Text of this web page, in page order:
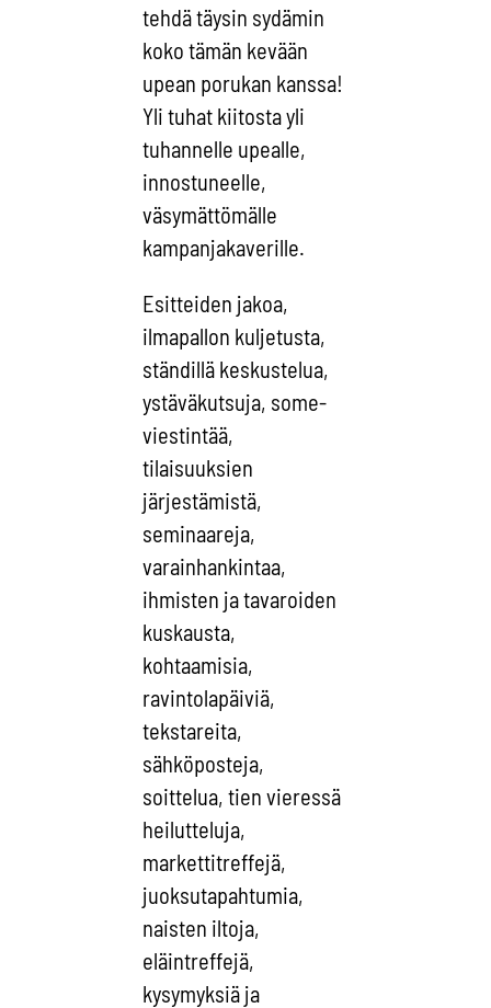
tehdä täysin sydämin
koko tämän kevään
upean porukan kanssa!
Yli tuhat kiitosta yli
tuhannelle upealle,
innostuneelle,
väsymättömälle
kampanjakaverille.
Esitteiden jakoa,
ilmapallon kuljetusta,
ständillä keskustelua,
ystäväkutsuja, some-
viestintää,
tilaisuuksien
järjestämistä,
seminaareja,
varainhankintaa,
ihmisten ja tavaroiden
kuskausta,
kohtaamisia,
ravintolapäiviä,
tekstareita,
sähköposteja,
soittelua, tien vieressä
heilutteluja,
markettitreffejä,
juoksutapahtumia,
naisten iltoja,
eläintreffejä,
kysymyksiä ja